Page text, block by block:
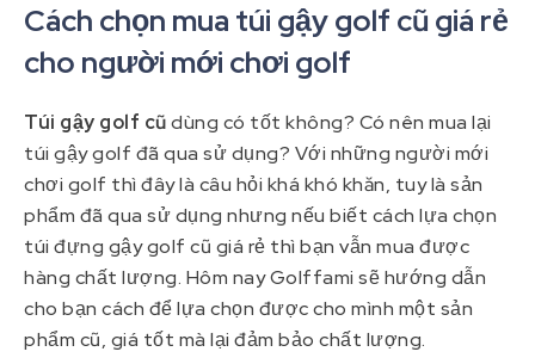
Cách chọn mua túi gậy golf cũ giá rẻ
cho người mới chơi golf
Túi gậy golf cũdùng có tốt không? Có nên mua lại
túi gậy golf đã qua sử dụng? Với những người mới
chơi golf thì đây là câu hỏi khá khó khăn, tuy là sản
phẩm đã qua sử dụng nhưng nếu biết cách lựa chọn
túi đựng gậy golf cũ giá rẻ thì bạn vẫn mua được
hàng chất lượng. Hôm nay Golffami sẽ hướng dẫn
cho bạn cách để lựa chọn được cho mình một sản
phẩm cũ, giá tốt mà lại đảm bảo chất lượng.